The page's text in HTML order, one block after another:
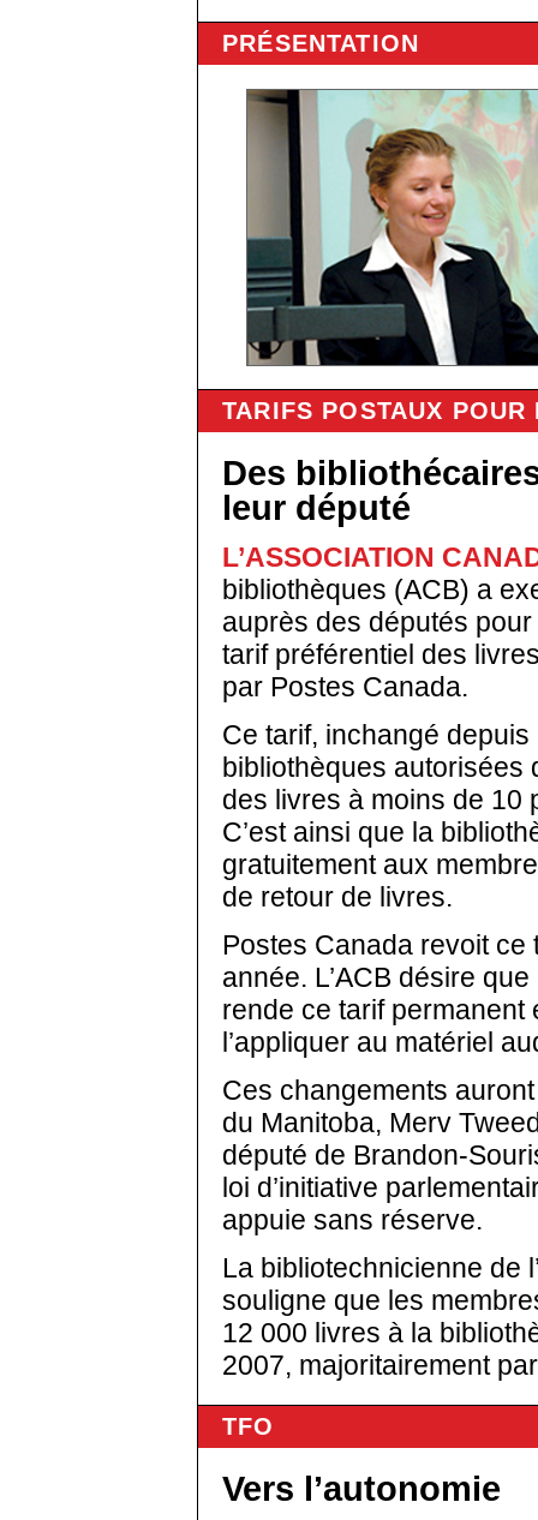
PRÉSENTATION
TARIFS POSTAUX
Des
leur député
L’ASSOCIATION
bibliothèques (ACB) a
auprès des députés
tarif préférentiel des
par Postes Canada.
Ce tarif, inchangé
bibliothèques autorisées
des livres à moins de 10
C’est ainsi que la
gratuitement aux
de retour de livres.
Postes Canada revoit ce
année. L’ACB désire
rende ce tarif permanent
l’appliquer au matériel
Ces changements
du Manitoba, Merv
député de Brandon-
loi d’initiative
appuie sans réserve.
La bibliotechnicienne de
souligne que les
12 000 livres à la
2007, majoritairement
TFO
Vers l’autonomie